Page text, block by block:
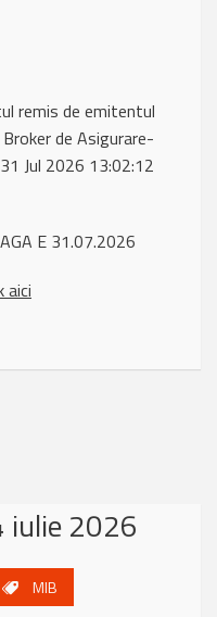
remis de emitentul
de Asigurare-
Jul 2026 13:02:12
E 31.07.2026
aici
iulie 2026
MIB